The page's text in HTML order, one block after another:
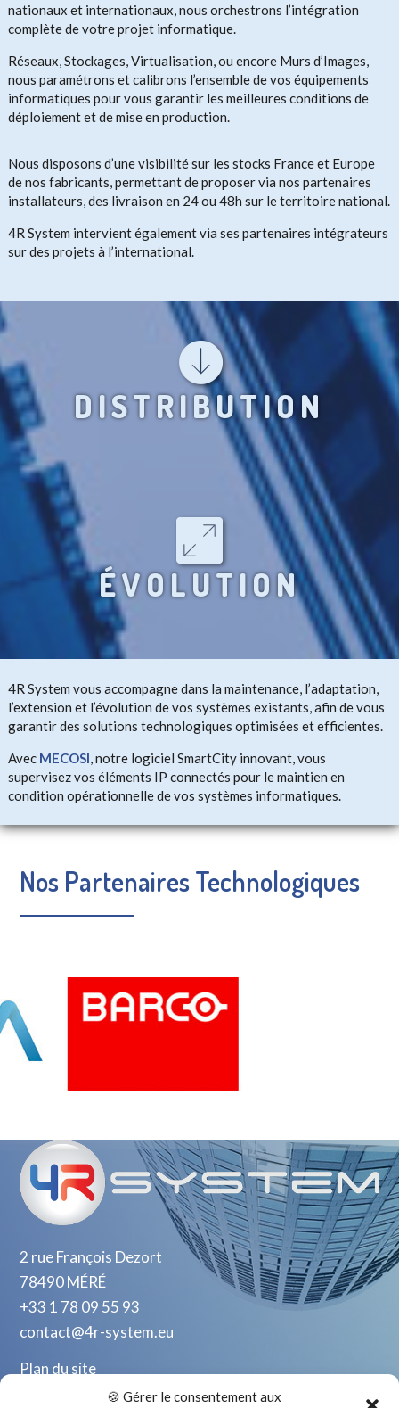
🍪 Gérer le consentement aux
nationaux et internationaux, nous orchestrons l’intégration
complète de votre projet informatique.
Réseaux, Stockages, Virtualisation, ou encore Murs d’Images,
nous paramétrons et calibrons l’ensemble de vos équipements
informatiques pour vous garantir les meilleures conditions de
déploiement et de mise en production.
Nous disposons d’une visibilité sur les stocks France et Europe
de nos fabricants, permettant de proposer via nos partenaires
installateurs, des livraison en 24 ou 48h sur le territoire national.
4R System intervient également via ses partenaires intégrateurs
sur des projets à l’international.

DISTRIBUTION

ÉVOLUTION
4R System vous accompagne dans la maintenance, l’adaptation,
l’extension et l’évolution de vos systèmes existants, afin de vous
garantir des solutions technologiques optimisées et efficientes.
Avec MECOSI, notre logiciel SmartCity innovant, vous
supervisez vos éléments IP connectés pour le maintien en
condition opérationnelle de vos systèmes informatiques.
Nos Partenaires Technologiques
2 rue François Dezort
78490 MÉRÉ
+33 1 78 09 55 93
contact@4r-system.eu
Plan du site
Mentions Légales